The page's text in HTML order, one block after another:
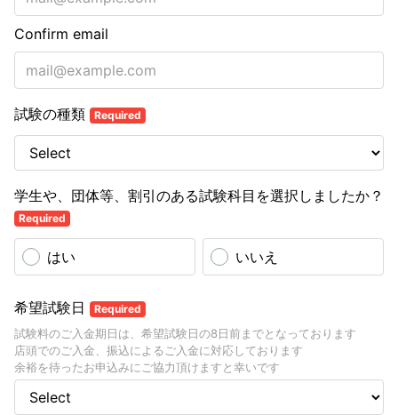
Confirm email
試験の種類 Required
学生や、団体等、割引のある試験科目を選択しましたか？
Required
はい いいえ
希望試験日 Required
試験料のご入金期日は、希望試験日の8日前までとなっております
店頭でのご入金、振込によるご入金に対応しております
余裕を待ったお申込みにご協力頂けますと幸いです